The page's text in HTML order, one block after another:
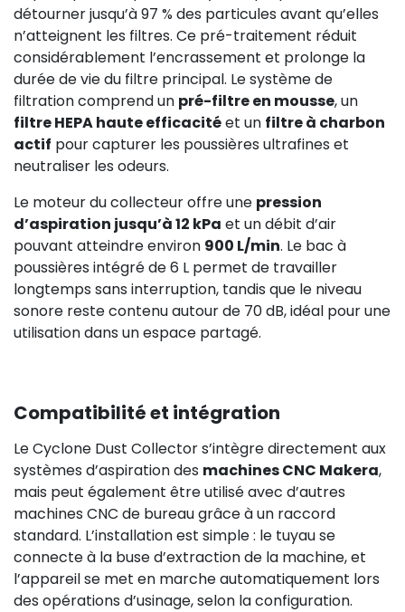
détourner jusqu’à 97 % des particules avant qu’elles
n’atteignent les filtres. Ce pré-traitement réduit
considérablement l’encrassement et prolonge la
durée de vie du filtre principal. Le système de
filtration comprend un pré-filtre en mousse, un
filtre HEPA haute efficacitéet un filtre à charbon
actif pour capturer les poussières ultrafines et
neutraliser les odeurs.
Le moteur du collecteur offre une pression
d’aspiration jusqu’à 12 kPa et un débit d’air
pouvant atteindre environ 900 L/min. Le bac à
poussières intégré de 6 L permet de travailler
longtemps sans interruption, tandis que le niveau
sonore reste contenu autour de 70 dB, idéal pour une
utilisation dans un espace partagé.
Compatibilité et intégration
Le Cyclone Dust Collector s’intègre directement aux
systèmes d’aspiration des machines CNC Makera,
mais peut également être utilisé avec d’autres
machines CNC de bureau grâce à un raccord
standard. L’installation est simple : le tuyau se
connecte à la buse d’extraction de la machine, et
l’appareil se met en marche automatiquement lors
des opérations d’usinage, selon la configuration.